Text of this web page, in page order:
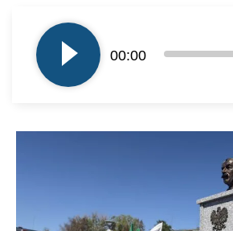
plików
dźwiękowych
00:00